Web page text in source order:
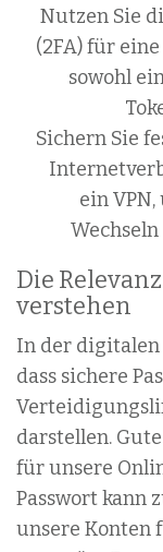
Nutzen Sie
(2FA) für
sowohl
Sichern Sie
ein
Die
verstehen
In der digitalen
dass sichere
darstellen.
für unsere
Passwort kann
unsere Konten